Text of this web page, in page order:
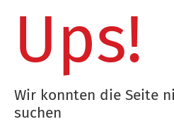
Ups!
Wir konnten die Seite
suchen